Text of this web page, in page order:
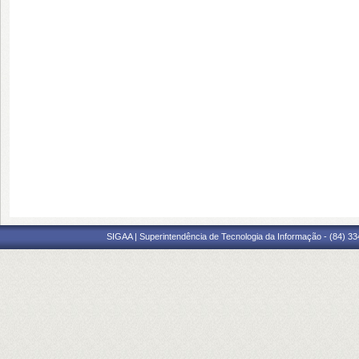
SIGAA | Superintendência de Tecnologia da Informação - (84)